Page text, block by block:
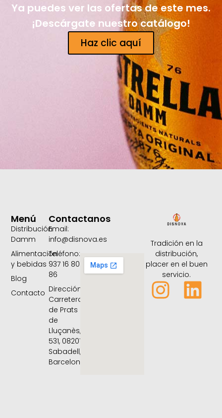
Ya puedes ver las ofertas de este mes.
¡Descárgate nuestro catálogo!
Haz clic aquí
Tradición en la
distribución,
placer en el buen
servicio.
Menú
Distribución
Damm
Alimentación
y bebidas
Blog
Contacto
Contactanos
Email:
info@disnova.es
Teléfono:
937 16 80
86
Dirección:
Carretera
de Prats
de
Lluçanès,
531, 08207
Sabadell,
Barcelona